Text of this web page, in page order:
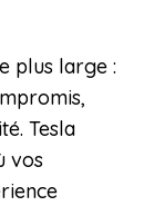
plus large :
Tesla
vos